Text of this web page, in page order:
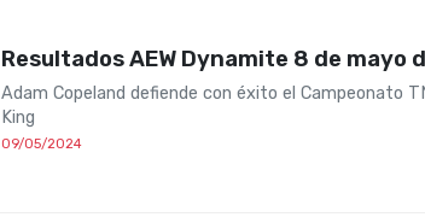
Resultados AEW Dynamite 8 de mayo
Adam Copeland defiende con éxito el Campeonato
King
09/05/2024